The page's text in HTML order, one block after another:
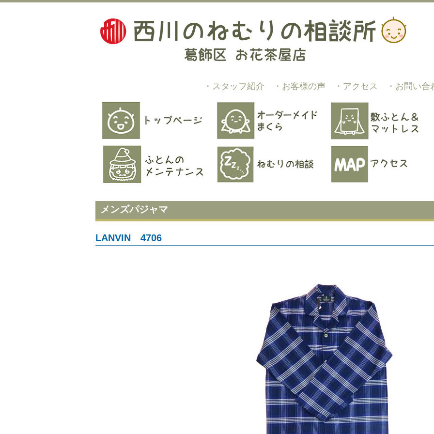
・スタッフ紹介 ・お客様の声 ・アクセス ・お問い合
メンズパジャマ
LANVIN 4706